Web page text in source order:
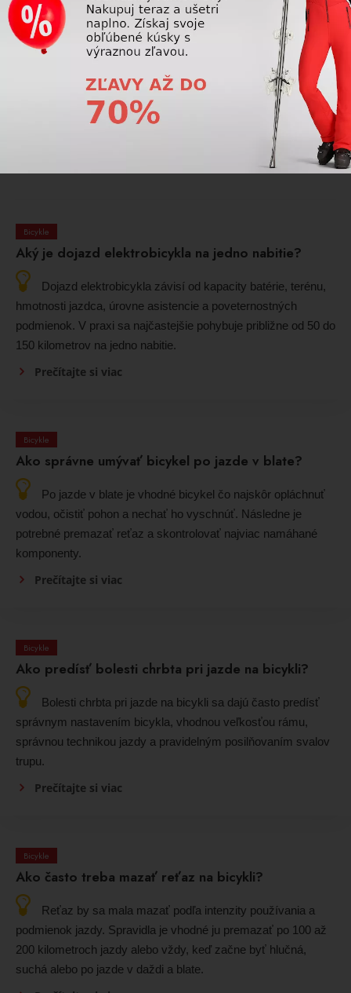
2 999,00 € 2 999,00 €
24 ďalších
Bicykle
Aký je dojazd elektrobicykla na jedno nabitie?
Dojazd elektrobicykla závisí od kapacity batérie, terénu,
hmotnosti jazdca, úrovne asistencie a poveternostných
podmienok. V praxi sa najčastejšie pohybuje približne od 50 do
150 kilometrov na jedno nabitie.
Prečítajte si viac
Bicykle
Ako správne umývať bicykel po jazde v blate?
Po jazde v blate je vhodné bicykel čo najskôr opláchnuť
vodou, očistiť pohon a nechať ho vyschnúť. Následne je
potrebné premazať reťaz a skontrolovať najviac namáhané
komponenty.
Prečítajte si viac
Bicykle
Ako predísť bolesti chrbta pri jazde na bicykli?
Bolesti chrbta pri jazde na bicykli sa dajú často predísť
správnym nastavením bicykla, vhodnou veľkosťou rámu,
správnou technikou jazdy a pravidelným posilňovaním svalov
trupu.
Prečítajte si viac
Bicykle
Ako často treba mazať reťaz na bicykli?
Reťaz by sa mala mazať podľa intenzity používania a
podmienok jazdy. Spravidla je vhodné ju premazať po 100 až
200 kilometroch jazdy alebo vždy, keď začne byť hlučná,
suchá alebo po jazde v daždi a blate.